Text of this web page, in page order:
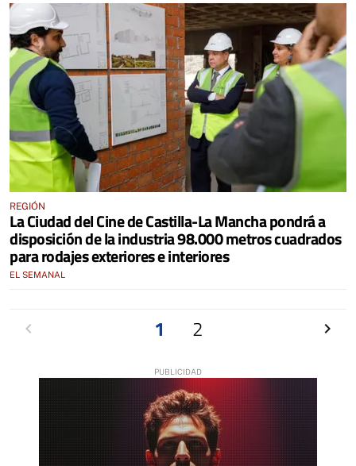
REGIÓN
La Ciudad del Cine de Castilla-La Mancha pondrá a
disposición de la industria 98.000 metros cuadrados
para rodajes exteriores e interiores
EL SEMANAL
1 2